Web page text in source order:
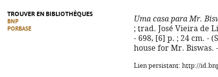
TROUVER EN BIBLIOTHÈQUES
BNP
PORBASE
Uma casa para Mr.
; trad. José Vieira de
- 698, [6] p. ; 24 cm. -
house for Mr. Biswas.
Lien persistant: http://